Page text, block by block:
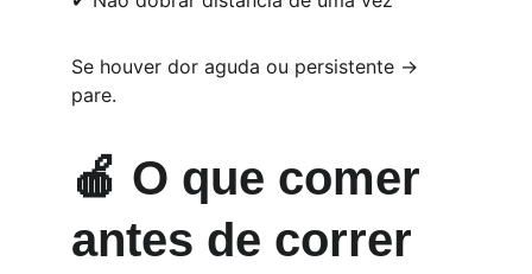
Se houver dor aguda ou persistente →
pare.
🍎 O que comer
antes de correr